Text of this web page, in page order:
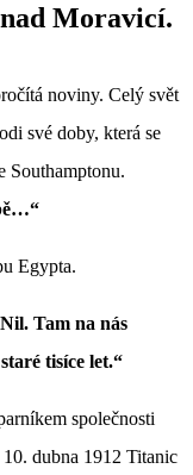
Moravicí.
noviny. Celý svět
své doby, která se
Southamptonu.
Egypta.
Tam na nás
tisíce let.“
společnosti
dubna 1912 Titanic